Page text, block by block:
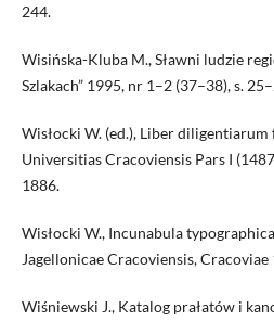
244.
Wisińska-Kluba M., Sławni ludzie
Szlakach” 1995, nr 1–2 (37–38), s.
Wisłocki W. (ed.), Liber
Universitias Cracoviensis Pars I
1886.
Wisłocki W., Incunabula
Jagellonicae Cracoviensis, Cracoviae
Wiśniewski J., Katalog prałatów i